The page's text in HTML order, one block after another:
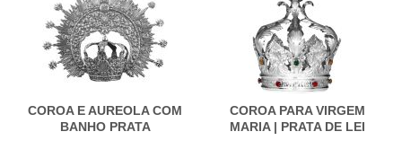
COROA E AUREOLA COM
BANHO PRATA
COROA PARA VIRGEM
MARIA | PRATA DE LEI